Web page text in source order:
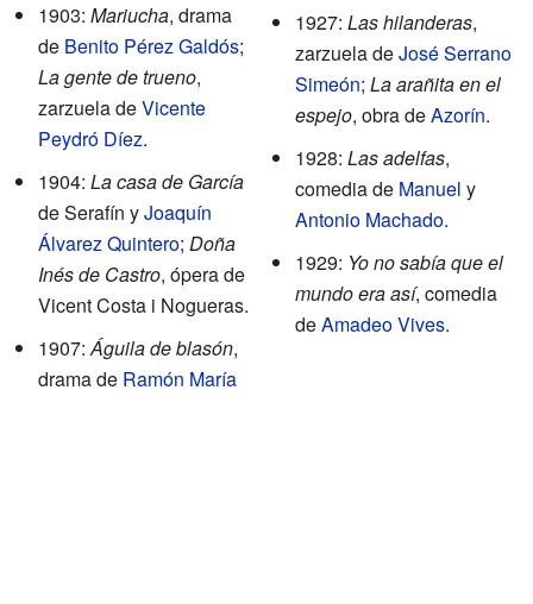
1903: Mariucha, drama
de Benito Pérez Galdós;
La gente de trueno,
zarzuela deVicente
Peydró Díez.
1904: La casa de García
de Serafín yJoaquín
Álvarez Quintero; Doña
Inés de Castro, ópera de
Vicent Costa i Nogueras.
1907:Águila de blasón,
drama de Ramón María
1927: Las hilanderas,
zarzuela deJosé Serrano
Simeón; La arañita en el
espejo, obra deAzorín.
1928: Las adelfas,
comedia de Manuel y
Antonio Machado.
1929: Yo no sabía que el
mundo era así, comedia
deAmadeo Vives.